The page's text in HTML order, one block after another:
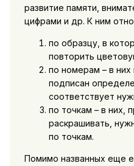
развитие памяти,
цифрами и др. К ним
по образцу, в
повторить
по номерам – в
подписан
соответствует
по точкам – в них,
раскрашивать,
по точкам.
Помимо названных еще